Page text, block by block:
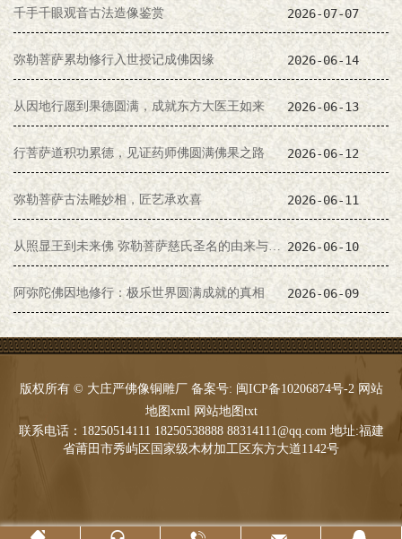
千手千眼观音古法造像鉴赏 2026-07-07
弥勒菩萨累劫修行入世授记成佛因缘 2026-06-14
从因地行愿到果德圆满，成就东方大医王如来 2026-06-13
行菩萨道积功累德，见证药师佛圆满佛果之路 2026-06-12
弥勒菩萨古法雕妙相，匠艺承欢喜 2026-06-11
从照显王到未来佛 弥勒菩萨慈氏圣名的由来与缘起 2026-06-10
阿弥陀佛因地修行：极乐世界圆满成就的真相 2026-06-09
版权所有 © 大庄严佛像铜雕厂 备案号: 闽ICP备10206874号-2 网站
地图xml 网站地图txt
联系电话：18250514111 18250538888 88314111@qq.com 地址:福建
省莆田市秀屿区国家级木材加工区东方大道1142号